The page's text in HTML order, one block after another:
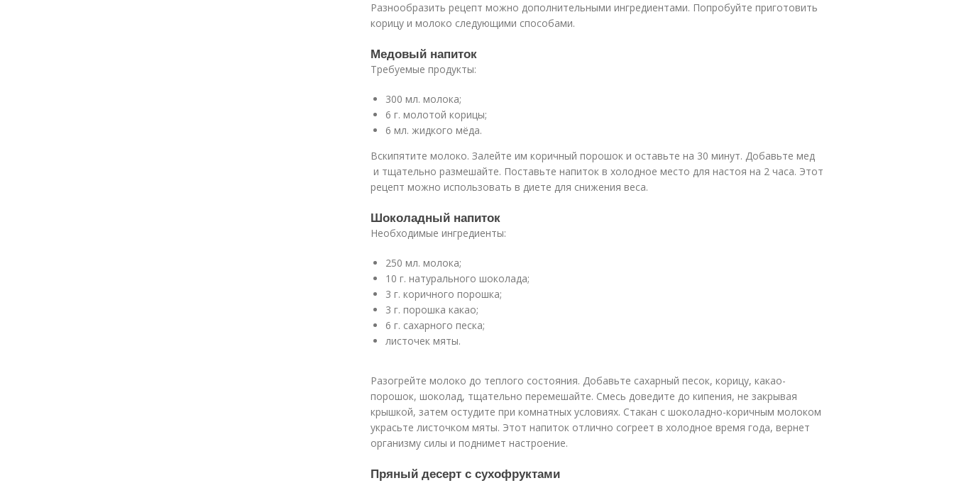
Разнообразить рецепт можно дополнительными ингредиентами. Попробуйте приготовить
корицу и молоко следующими способами.
Медовый напиток
Требуемые продукты:
300 мл. молока;
6 г. молотой корицы;
6 мл. жидкого мёда.
Вскипятите молоко. Залейте им коричный порошок и оставьте на 30 минут. Добавьте мед
и тщательно размешайте. Поставьте напиток в холодное место для настоя на 2 часа. Этот
рецепт можно использовать в диете для снижения веса.
Шоколадный напиток
Необходимые ингредиенты:
250 мл. молока;
10 г. натурального шоколада;
3 г. коричного порошка;
3 г. порошка какао;
6 г. сахарного песка;
листочек мяты.
Разогрейте молоко до теплого состояния. Добавьте сахарный песок, корицу, какао-
порошок, шоколад, тщательно перемешайте. Смесь доведите до кипения, не закрывая
крышкой, затем остудите при комнатных условиях. Стакан с шоколадно-коричным молоком
украсьте листочком мяты. Этот напиток отлично согреет в холодное время года, вернет
организму силы и поднимет настроение.
Пряный десерт с сухофруктами